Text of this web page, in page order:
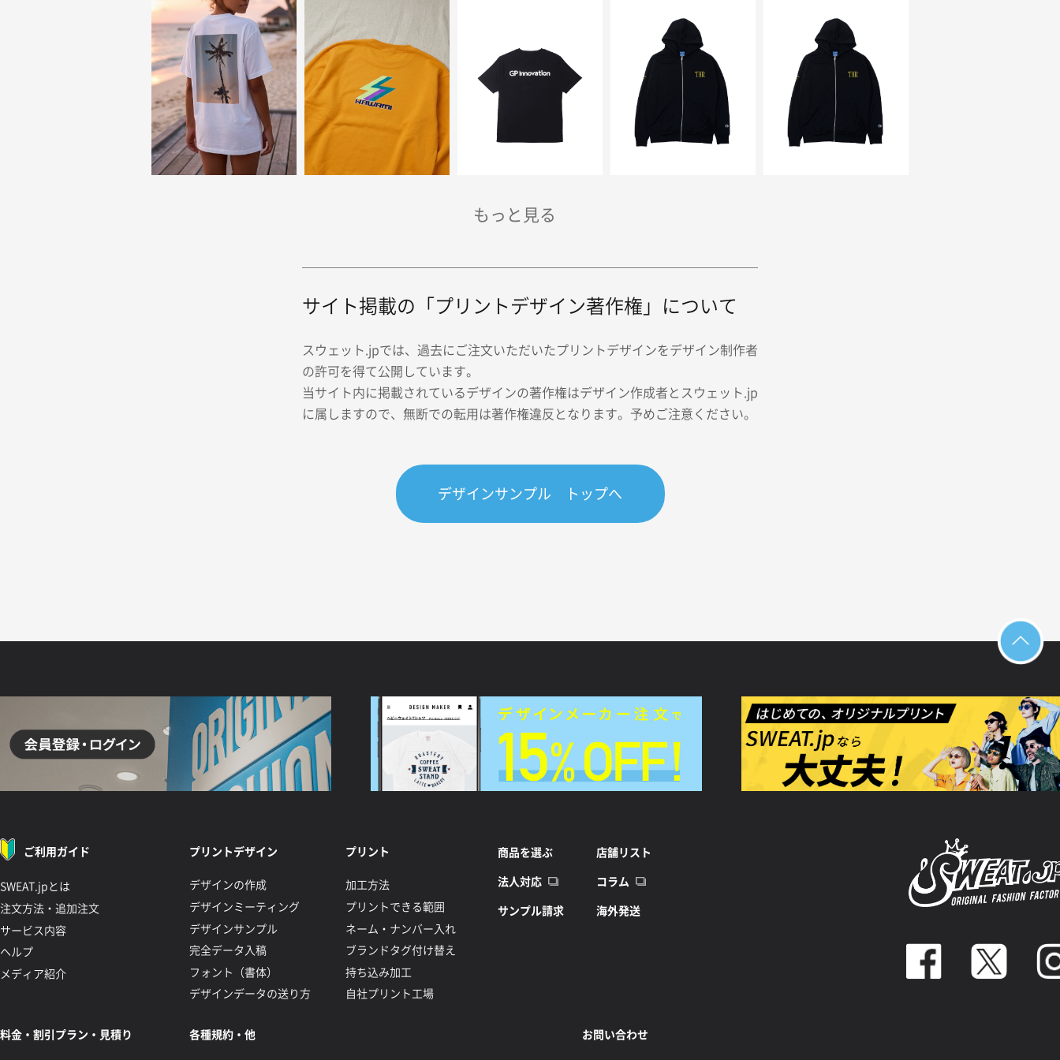
サイト掲載の「プリントデザイン著作権」について
スウェット.jpでは、過去にご注文いただいたプリントデザインをデザイン制作者
の許可を得て公開しています。
当サイト内に掲載されているデザインの著作権はデザイン作成者とスウェット.jp
に属しますので、無断での転用は著作権違反となります。予めご注意ください。
デザインサンプル トップへ
ご利用ガイド
SWEAT.jpとは
注文方法・追加注文
サービス内容
ヘルプ
メディア紹介
プリントデザイン
デザインの作成
デザインミーティング
デザインサンプル
完全データ入稿
フォント（書体）
デザインデータの送り方
プリント
加工方法
プリントできる範囲
ネーム・ナンバー入れ
ブランドタグ付け替え
持ち込み加工
自社プリント工場
商品を選ぶ
法人対応
サンプル請求
店舗リスト
コラム
海外発送
料金・割引プラン・見積り 各種規約・他 お問い合わせ